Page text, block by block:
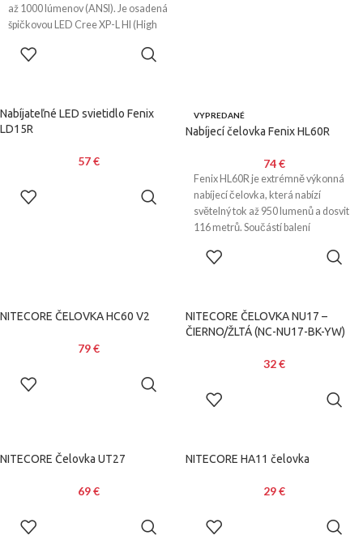
až 1000 lúmenov (ANSI). Je osadená
špičkovou LED Cree XP-L HI (High
hladkým reflektorom vytvára dobre
Nabíjateľné LED svietidlo Fenix
LD15R
57€
VYPREDANÉ
Nabíjecí čelovka Fenix HL60R
74€
Fenix HL60R je extrémně výkonná
nabíjecí čelovka, která nabízí
světelný tok až 950 lumenů a dosvit
116 metrů. Součástí balení
NITECORE ČELOVKA HC60 V2
79€
NITECORE ČELOVKA NU17 –
ČIERNO/ŽLTÁ (NC-NU17-BK-YW)
32€
NITECORE Čelovka UT27
69€
NITECORE HA11 čelovka
29€